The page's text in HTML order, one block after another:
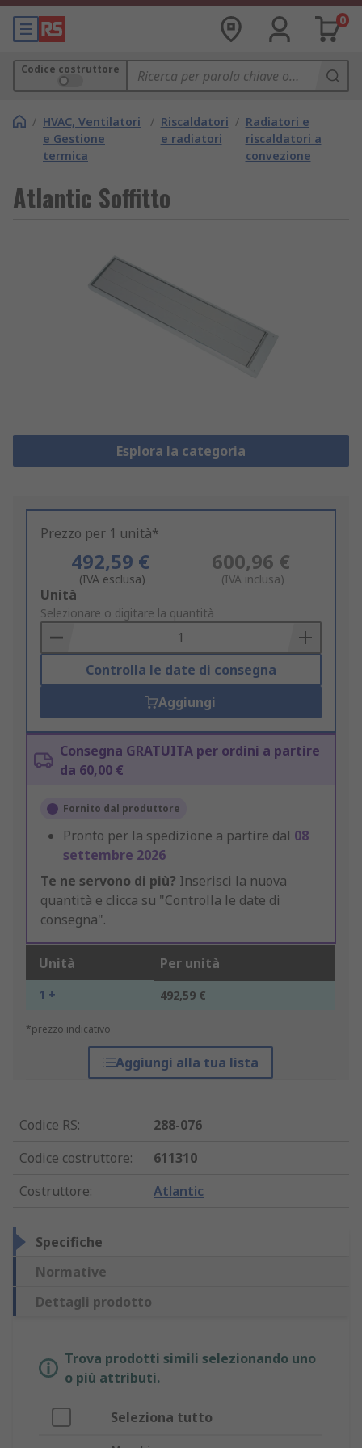
0
Codice costruttore
/ HVAC, Ventilatori
e Gestione
termica
/ Riscaldatori
e radiatori
/ Radiatori e
riscaldatori a
convezione
Atlantic Soffitto
Esplora la categoria
Prezzo per 1 unità*
492,59 €
(IVA esclusa)
600,96 €
(IVA inclusa)
Add
to
Basket
Unità
Selezionare o digitare la quantità
Controlla le date di consegna
Aggiungi
Consegna GRATUITA per ordini a partire
da 60,00 €
Fornito dal produttore
Pronto per la spedizione a partire dal 08
settembre 2026
Te ne servono di più? Inserisci la nuova
quantità e clicca su "Controlla le date di
consegna".
Unità Per unità
1 + 492,59 €
*prezzo indicativo
Aggiungi alla tua lista
Codice RS:
288-076
Codice costruttore:
611310
Costruttore: Atlantic
Specifiche
Normative
Dettagli prodotto
Trova prodotti simili selezionando uno
o più attributi.
Seleziona tutto